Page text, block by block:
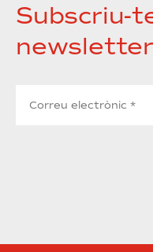
Subscriu-
newsletter